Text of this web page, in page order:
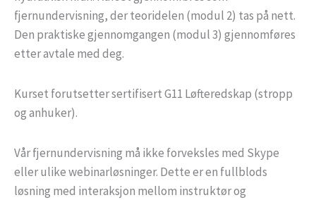
fjernundervisning, der teoridelen (modul 2) tas på nett.
Den praktiske gjennomgangen (modul 3) gjennomføres
etter avtale med deg.
Kurset forutsetter sertifisert G11 Løfteredskap (stropp
og anhuker).
Vår fjernundervisning må ikke forveksles med Skype
eller ulike webinarløsninger. Dette er en fullblods
løsning med interaksjon mellom instruktør og